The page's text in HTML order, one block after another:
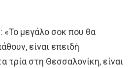
«Το μεγάλο σοκ που θα
είναι επειδή
τρία στη Θεσσαλονίκη, είναι